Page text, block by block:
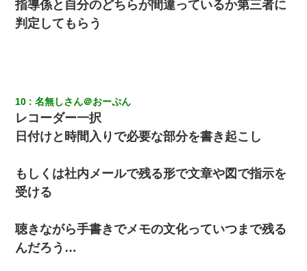
夫の友達がBBQを定期的に開催して夫婦で参加してたんだ
けど、女性側のリーダーみたいな人に「BBQは友達とやり
【画像】女上司(30)「終電なくなったね…部屋くる？」ワ
イ「行きます！」
生えかけ」というタイトルで画像が送られてきた
なくなった。
指導係と自分のどちらが間違っているか第三者に
判定してもらう
10 名無しさん＠おーぷん
レコーダー一択
日付けと時間入りで必要な部分を書き起こし
もしくは社内メールで残る形で文章や図で指示を
受ける
聴きながら手書きでメモの文化っていつまで残る
んだろう…